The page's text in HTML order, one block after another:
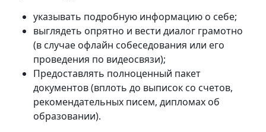
указывать подробную информацию о себе;
выглядеть опрятно и вести диалог грамотно
(в случае офлайн собеседования или его
проведения по видеосвязи);
Предоставлять полноценный пакет
документов (вплоть до выписок со счетов,
рекомендательных писем, дипломах об
образовании).